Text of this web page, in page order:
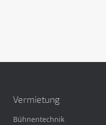
Vermietung
Bühnentechnik